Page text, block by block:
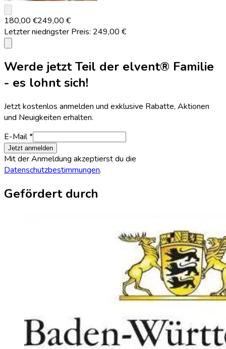
keyboard_arrow_down
180,00 €249,00 €
Letzter niedrigster Preis: 249,00 €
info
Werde jetzt Teil der elvent® Familie
- es lohnt sich!
Jetzt kostenlos anmelden und exklusive Rabatte, Aktionen
und Neuigkeiten erhalten.
E-Mail *
Jetzt anmelden
Mit der Anmeldung akzeptierst du die
Datenschutzbestimmungen.
Gefördert durch